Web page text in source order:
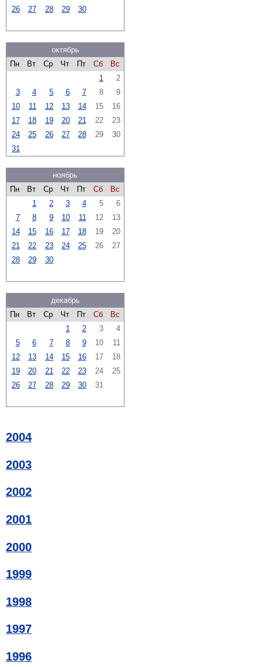
26
27 28 29 30
октябрь
Пн
Вт Ср Чт Пт Сб
Вс
1
2
3
4 5 6 7 8
9
10
11 12 13 14 15
16
17
18 19 20 21 22
23
24
25 26 27 28 29
30
31
ноябрь
Пн
Вт Ср Чт Пт Сб
Вс
1
2 3 4 5
6
7
8 9 10 11 12
13
14
15 16 17 18 19
20
21
22 23 24 25 26
27
28
29 30
декабрь
Пн
Вт Ср Чт Пт Сб
Вс
1
2 3
4
5
6 7 8 9 10
11
12
13 14 15 16 17
18
19
20 21 22 23 24
25
26
27 28 29 30 31
2004
2003
2002
2001
2000
1999
1998
1997
1996